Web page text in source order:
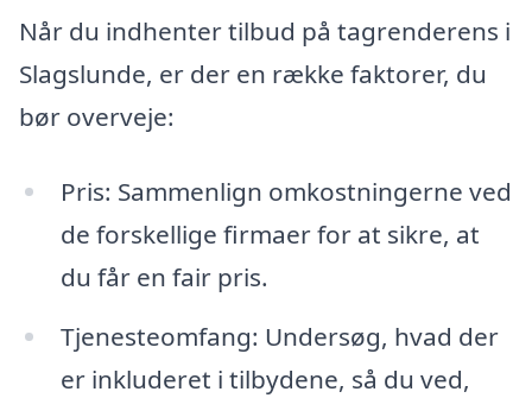
Når du indhenter tilbud på tagrenderens i
Slagslunde, er der en række faktorer, du
bør overveje:
Pris: Sammenlign omkostningerne ved
de forskellige firmaer for at sikre, at
du får en fair pris.
Tjenesteomfang: Undersøg, hvad der
er inkluderet i tilbydene, så du ved,